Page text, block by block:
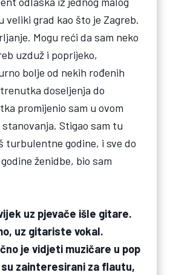
veliki grad kao što je Zagreb.
Mogu reći da sam neko
uzduž i poprijeko,
bolje od nekih rođenih
doseljenja do
promijenio sam u ovom
Stigao sam tu
turbulentne godine, i sve do
ženidbe, bio sam
uz pjevače išle gitare.
uz gitariste vokal.
je vidjeti muzičare u pop
zainteresirani za flautu,